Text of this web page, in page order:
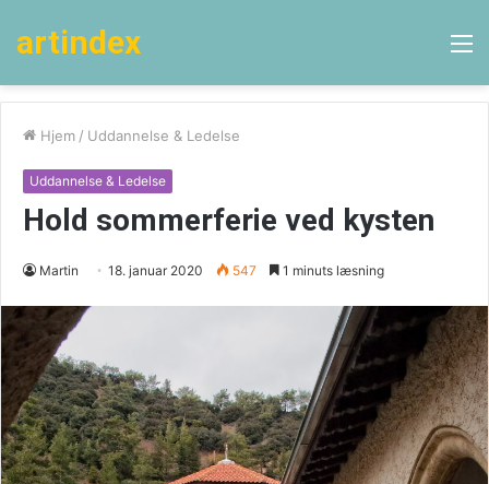
artindex
Hjem / Uddannelse & Ledelse
Uddannelse & Ledelse
Hold sommerferie ved kysten
Martin 18. januar 2020 547 1 minuts læsning